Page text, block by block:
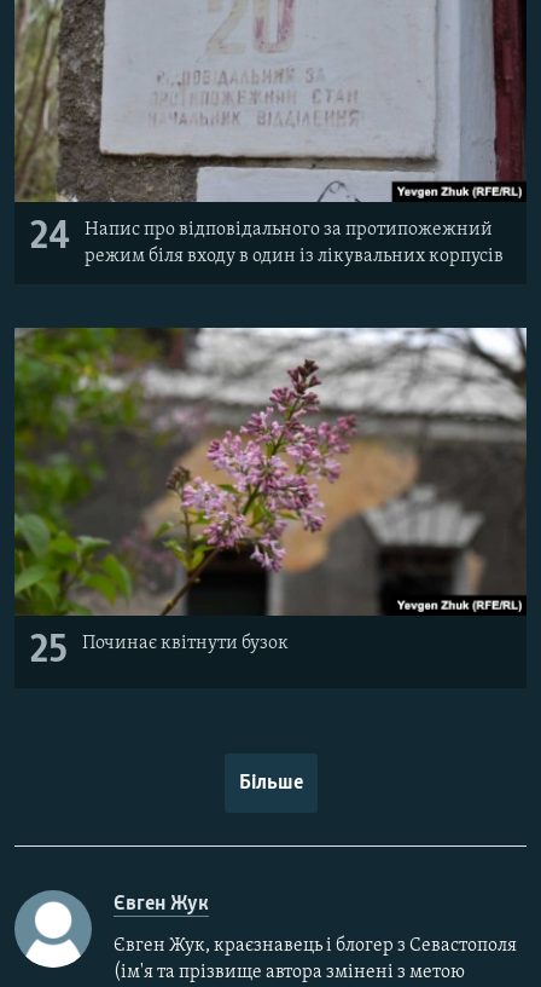
24
Напис про відповідального за протипожежний
режим біля входу в один із лікувальних корпусів
25 Починає квітнути бузок
Більше
Євген Жук
Євген Жук, краєзнавець і блогер з Севастополя
(ім'я та прізвище автора змінені з метою